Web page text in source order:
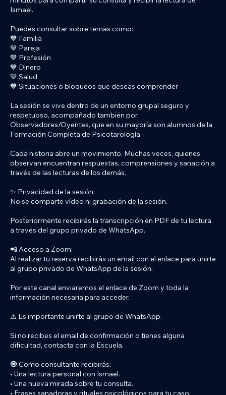
Ismael.
Puedes consultar sobre temas como:
💙 Familia
💙 Pareja
💙 Profesión
💙 Dinero
💙 Salud
💙 Situaciones o bloqueos que deseas comprender
La sesión se vive dentro de un entorno grupal seguro y
respetuoso, acompañado también por
Observadores/Oyentes, que en su mayoría son alumnos de la
Formación Completa de Psicotarología.
Cada historia abre un movimiento. Muchas veces, quienes
observan encuentran respuestas, comprensiones y sanación a
través de las lecturas de los demás.
✨ Privacidad de la sesión:
No se comparte vídeo ni grabación de la sesión.
Posteriormente recibirás la transcripción en PDF de tu lectura
a través del grupo privado de WhatsApp.
📲 Acceso a Zoom:
Al realizar tu reserva recibirás un email con el enlace para unirte
al grupo privado de WhatsApp de la sesión.
Por este canal enviaremos el enlace de Zoom y toda la
información necesaria para acceder.
⚠️ Es importante unirte al grupo de WhatsApp.
Si no recibes el email de confirmación o tienes alguna
dificultad, contacta con la Escuela.
🧿 Como consultante recibirás:
• Una lectura personal con Ismael.
• Una nueva mirada sobre tu consulta.
• Frases sanadoras y rituales psicológicos para tu caso.